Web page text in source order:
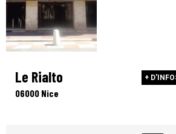
Le Rialto
06000 Nice
+